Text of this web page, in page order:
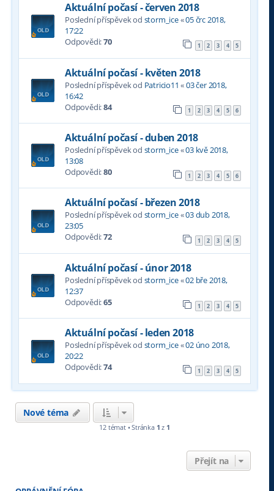
Aktuální počasí - červen 2018
Poslední příspěvek od storm_ice«05 črc 2018,
17:22
Odpovědi:70 1 2 3 4 5
Aktuální počasí - květen 2018
Poslední příspěvek od Patricio11 «03 čer 2018,
16:42
Odpovědi:84 1 2 3 4 5 6
Aktuální počasí - duben 2018
Poslední příspěvek od storm_ice«03 kvě 2018,
13:08
Odpovědi:80 1 2 3 4 5 6
Aktuální počasí - březen 2018
Poslední příspěvek od storm_ice«03 dub 2018,
23:05
Odpovědi:72 1 2 3 4 5
Aktuální počasí - únor 2018
Poslední příspěvek od storm_ice«02 bře 2018,
12:37
Odpovědi:65 1 2 3 4 5
Aktuální počasí - leden 2018
Poslední příspěvek od storm_ice«02 úno 2018,
20:22
Odpovědi:74 1 2 3 4 5
Nové téma
12 témat • Stránka 1 z 1
Přejít na